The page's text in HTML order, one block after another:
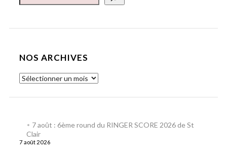
NOS ARCHIVES
7 août : 6ème round du RINGER SCORE 2026 de St
Clair
7 août 2026